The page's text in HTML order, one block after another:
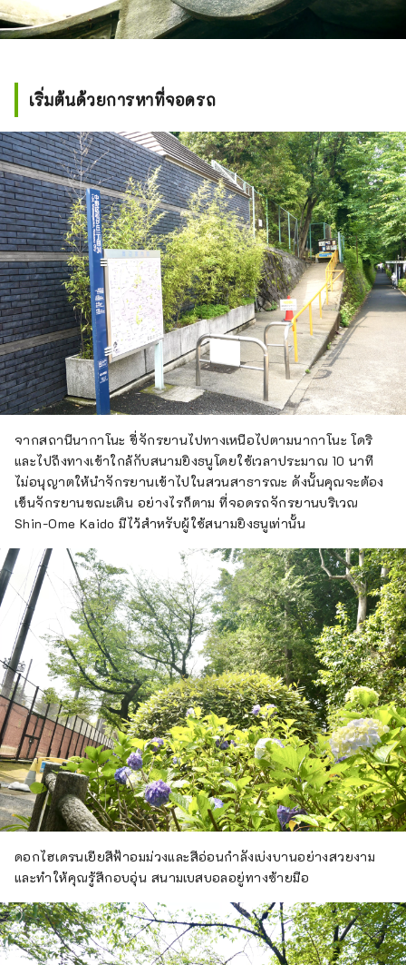
เริ่มต้นด้วยการหาที่จอดรถ
จากสถานีนากาโนะ ขี่จักรยานไปทางเหนือไปตามนากาโนะ โดริ
และไปถึงทางเข้าใกล้กับสนามยิงธนูโดยใช้เวลาประมาณ 10 นาที
ไม่อนุญาตให้นำจักรยานเข้าไปในสวนสาธารณะ ดังนั้นคุณจะต้อง
เข็นจักรยานขณะเดิน อย่างไรก็ตาม ที่จอดรถจักรยานบริเวณ
Shin-Ome Kaido มีไว้สำหรับผู้ใช้สนามยิงธนูเท่านั้น
ดอกไฮเดรนเยียสีฟ้าอมม่วงและสีอ่อนกำลังเบ่งบานอย่างสวยงาม
และทำให้คุณรู้สึกอบอุ่น สนามเบสบอลอยู่ทางซ้ายมือ